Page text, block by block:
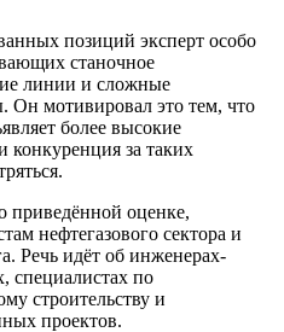
позиций эксперт особо
станочное
линии и сложные
Он мотивировал это тем, что
более высокие
конкуренция за таких
приведённой оценке,
нефтегазового сектора и
Речь идёт об инженерах-
специалистах по
строительству и
проектов.